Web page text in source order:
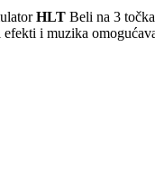
HLT Beli na 3
i muzika